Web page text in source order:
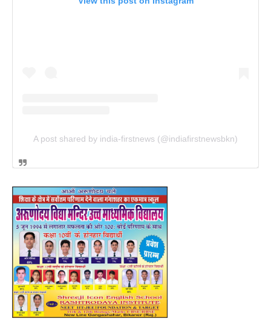
A post shared by india-firstnews (@indiafirstnewsbkn)